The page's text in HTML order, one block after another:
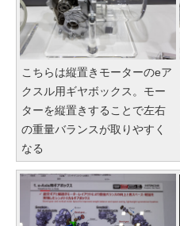
こちらは縦置きモーターのeア
クスル用ギヤボックス。モー
ターを縦置きすることで左右
の重量バランスが取りやすく
なる